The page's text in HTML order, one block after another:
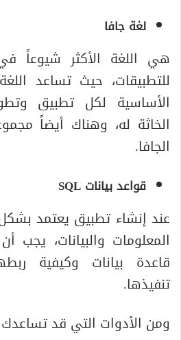
لغة جافا
هي اللغة الأكثر شيوعاً
للتطبيقات، حيث تساعد
الأساسية لكل تطبيق
الخاثة له، وهناك أيضاً
الجافا.
قواعد بيانات SQL
عند إنشاء تطبيق يعتمد
المعلومات والبيانات، يجب
قاعدة بيانات وكيفية
تنفيذها.
ومن الأدوات التي قد